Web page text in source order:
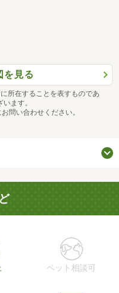
を見る
所在することを表すものであ
ます。
問い合わせください。
ペット相談可